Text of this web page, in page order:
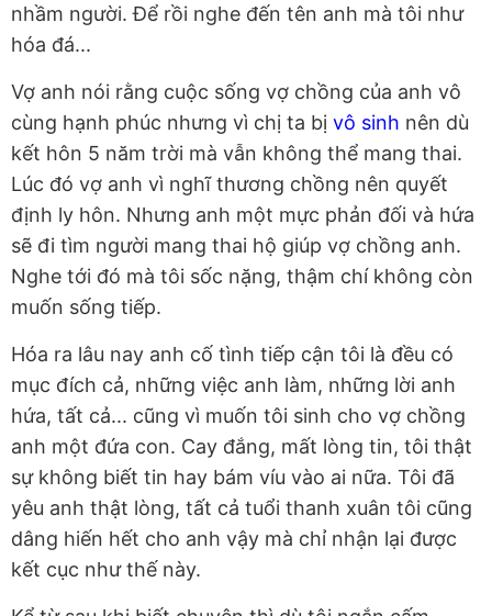
nhầm người. Để rồi nghe đến tên anh mà tôi như
hóa đá...
Vợ anh nói rằng cuộc sống vợ chồng của anh vô
cùng hạnh phúc nhưng vì chị ta bị vô sinh nên dù
kết hôn 5 năm trời mà vẫn không thể mang thai.
Lúc đó vợ anh vì nghĩ thương chồng nên quyết
định ly hôn. Nhưng anh một mực phản đối và hứa
sẽ đi tìm người mang thai hộ giúp vợ chồng anh.
Nghe tới đó mà tôi sốc nặng, thậm chí không còn
muốn sống tiếp.
Hóa ra lâu nay anh cố tình tiếp cận tôi là đều có
mục đích cả, những việc anh làm, những lời anh
hứa, tất cả... cũng vì muốn tôi sinh cho vợ chồng
anh một đứa con. Cay đắng, mất lòng tin, tôi thật
sự không biết tin hay bám víu vào ai nữa. Tôi đã
yêu anh thật lòng, tất cả tuổi thanh xuân tôi cũng
dâng hiến hết cho anh vậy mà chỉ nhận lại được
kết cục như thế này.